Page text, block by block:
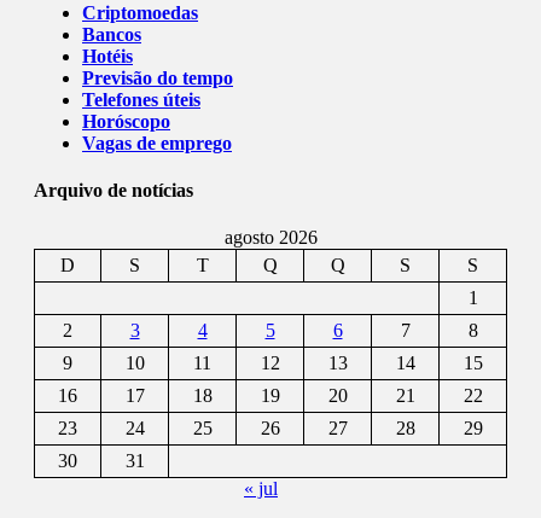
Criptomoedas
Bancos
Hotéis
Previsão do tempo
Telefones úteis
Horóscopo
Vagas de emprego
Arquivo de notícias
agosto 2026
D
S T Q Q S
S
1
2
3 4 5 6 7
8
9
10 11 12 13 14
15
16
17 18 19 20 21
22
23
24 25 26 27 28
29
30
31
« jul